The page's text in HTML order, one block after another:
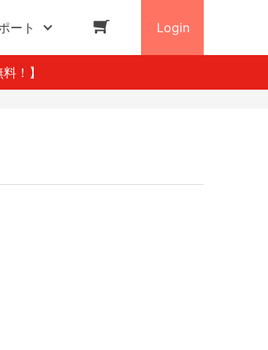
ート Login
！】